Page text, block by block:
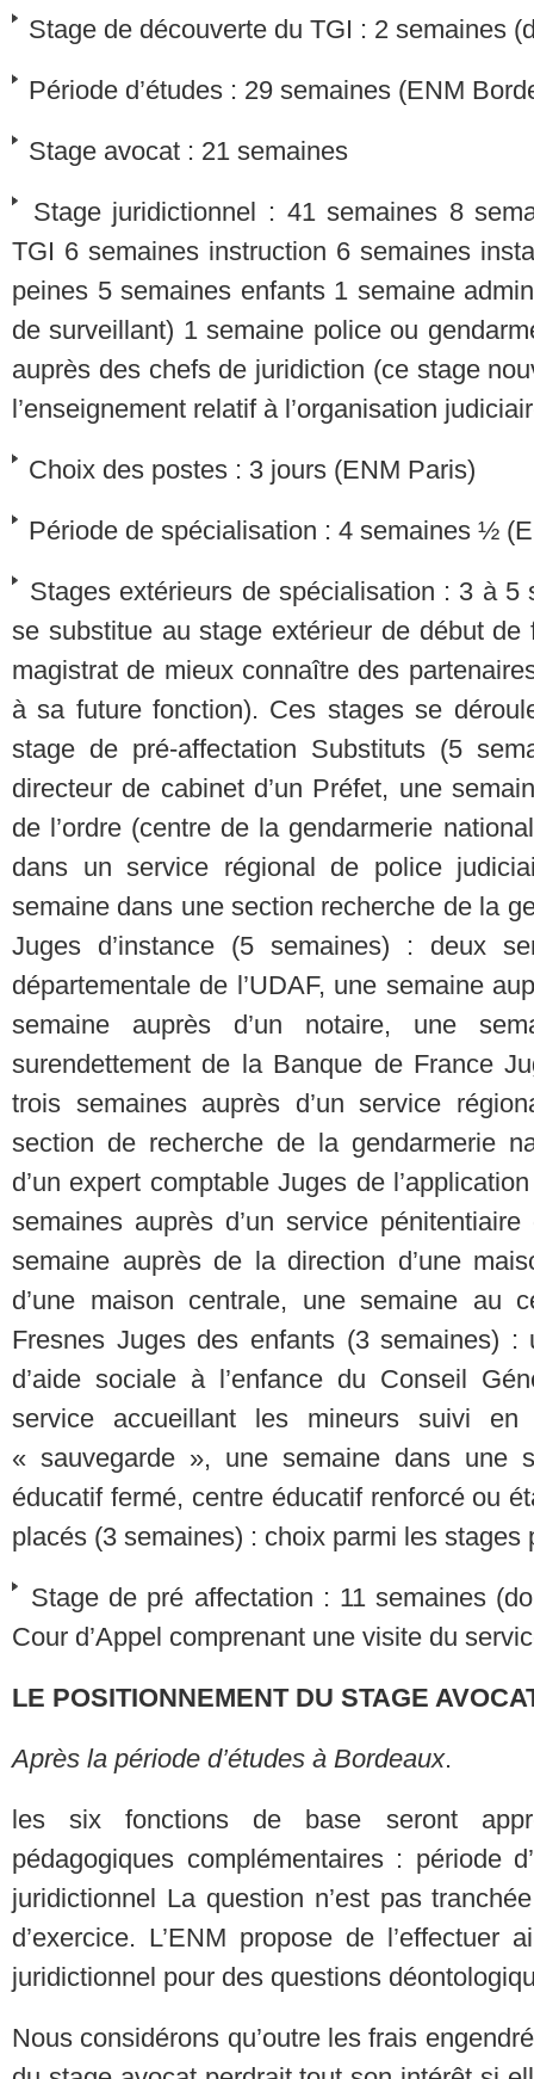
Stage de découverte du TGI : 2 semaines
Période d’études : 29 semaines (ENM
Stage avocat : 21 semaines
Stage juridictionnel : 41 semaines 8
TGI 6 semaines instruction 6 semaines
peines 5 semaines enfants 1 semaine
de surveillant) 1 semaine police ou
auprès des chefs de juridiction (ce stage
l’enseignement relatif à l’organisation
Choix des postes : 3 jours (ENM Paris)
Période de spécialisation : 4 semaines ½
Stages extérieurs de spécialisation : 3 à 5
se substitue au stage extérieur de début
magistrat de mieux connaître des
à sa future fonction). Ces stages se
stage de pré-affectation Substituts (5
directeur de cabinet d’un Préfet, une
de l’ordre (centre de la gendarmerie
dans un service régional de police
semaine dans une section recherche de la
Juges d’instance (5 semaines) : deux
départementale de l’UDAF, une semaine
semaine auprès d’un notaire, une
surendettement de la Banque de France
trois semaines auprès d’un service
section de recherche de la gendarmerie
d’un expert comptable Juges de
semaines auprès d’un service
semaine auprès de la direction d’une
d’une maison centrale, une semaine au
Fresnes Juges des enfants (3 semaines)
d’aide sociale à l’enfance du Conseil
service accueillant les mineurs suivi en
« sauvegarde », une semaine dans une
éducatif fermé, centre éducatif renforcé ou
placés (3 semaines) : choix parmi les stages
Stage de pré affectation : 11 semaines
Cour d’Appel comprenant une visite du
LE POSITIONNEMENT DU STAGE
Après la période d’études à Bordeaux.
les six fonctions de base seront
pédagogiques complémentaires : période
juridictionnel La question n’est pas
d’exercice. L’ENM propose de
juridictionnel pour des questions
Nous considérons qu’outre les frais